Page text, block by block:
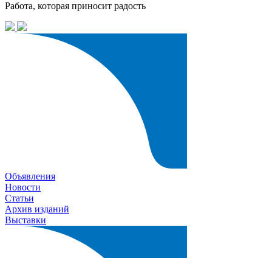
Работа, которая приносит радость
Объявления
Новости
Статьи
Архив изданий
Выставки